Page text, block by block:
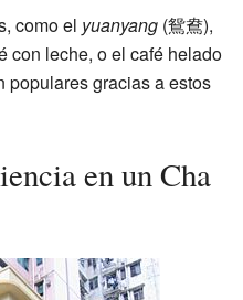
como el yuanyang (鴛鴦),
con leche, o el café helado
populares gracias a estos
en un Cha